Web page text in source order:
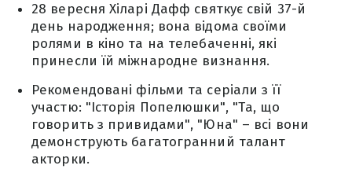
28 вересня Хіларі Дафф святкує свій 37-й
день народження; вона відома своїми
ролями в кіно та на телебаченні, які
принесли їй міжнародне визнання.
Рекомендовані фільми та серіали з її
участю: "Історія Попелюшки", "Та, що
говорить з привидами", "Юна" – всі вони
демонструють багатогранний талант
акторки.